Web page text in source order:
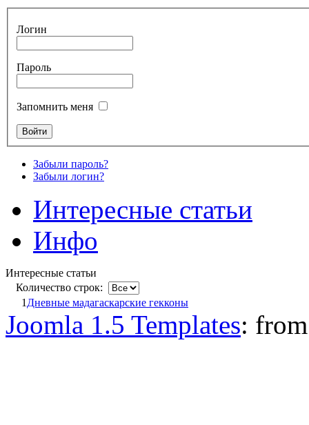
Логин
Пароль
Запомнить меня
Забыли пароль?
Забыли логин?
Интересные статьи
Инфо
Интересные статьи
Количество строк:
1 Дневные мадагаскарские гекконы
Joomla 1.5 Templates: